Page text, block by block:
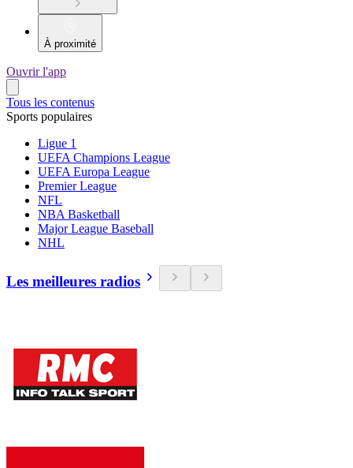
À proximité
Ouvrir l'app
Tous les contenus
Sports populaires
Ligue 1
UEFA Champions League
UEFA Europa League
Premier League
NFL
NBA Basketball
Major League Baseball
NHL
Les meilleures radios